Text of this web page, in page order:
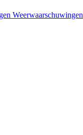
Weerwaarschuwingen